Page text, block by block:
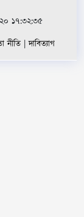
১৭:৩২:৩৫
নীতি |দাবিত্যাগ